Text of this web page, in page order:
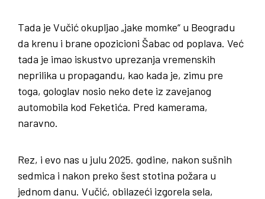
Tada je Vučić okupljao „jake momke“ u Beogradu
da krenu i brane opozicioni Šabac od poplava. Već
tada je imao iskustvo uprezanja vremenskih
neprilika u propagandu, kao kada je, zimu pre
toga, gologlav nosio neko dete iz zavejanog
automobila kod Feketića. Pred kamerama,
naravno.
Rez, i evo nas u julu 2025. godine, nakon sušnih
sedmica i nakon preko šest stotina požara u
jednom danu. Vučić, obilazeći izgorela sela,